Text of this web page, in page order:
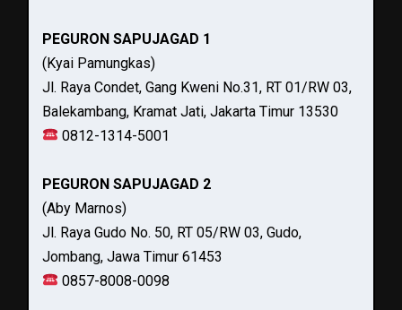
PEGURON SAPUJAGAD 1
(Kyai Pamungkas)
Jl. Raya Condet, Gang Kweni No.31, RT 01/RW 03,
Balekambang, Kramat Jati, Jakarta Timur 13530
0812-1314-5001
PEGURON SAPUJAGAD 2
(Aby Marnos)
Jl. Raya Gudo No. 50, RT 05/RW 03, Gudo,
Jombang, Jawa Timur 61453
0857-8008-0098